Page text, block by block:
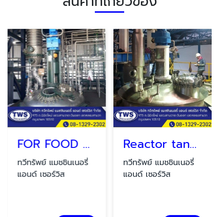
FOR FOOD AND CHEMICAL
ทวีทรัพย์ แมชชินเนอรี่
แอนด์ เซอร์วิส
Reactor tank SUS 316 L.
ทวีทรัพย์ แมชชินเนอรี่
แอนด์ เซอร์วิส